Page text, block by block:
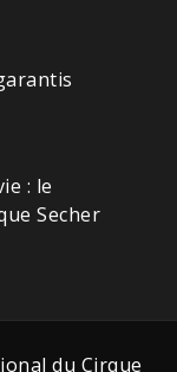
: le
Secher
du Cirque